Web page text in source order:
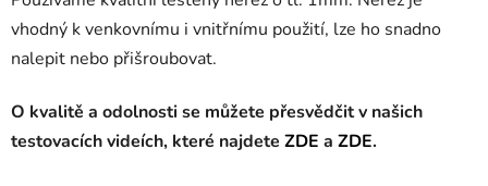
vhodný k venkovnímu i vnitřnímu použití, lze ho snadno
nalepit nebo přišroubovat.
O kvalitě a odolnosti se můžete přesvědčit v našich
testovacích videích, které najdete ZDE a ZDE.